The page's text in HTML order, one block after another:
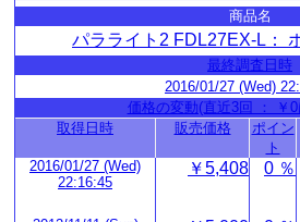
商品名
パラライト2 FDL27EX-L：
最終調査日時
2016/01/27 (Wed)
価格の変動(直近3回 ： ￥
取得日時
販売価格
ポイン
ト
2016/01/27 (Wed)
22:16:45
￥5,408 0 ％